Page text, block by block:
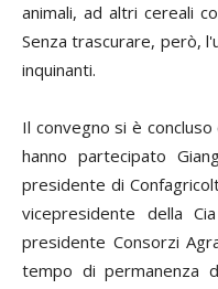
animali, ad altri cereali
Senza trascurare, però,
inquinanti.
Il convegno si è
hanno partecipato
presidente di
vicepresidente della
presidente Consorzi
tempo di permanenza